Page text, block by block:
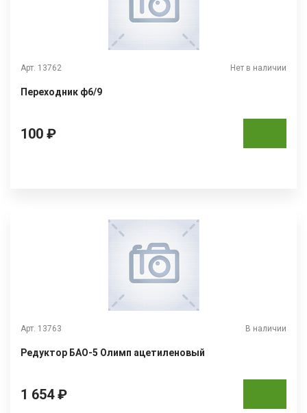
Арт. 13762 Нет в наличии
Переходник ф6/9
100 ₽
Арт. 13763 В наличии
Редуктор БАО-5 Олимп ацетиленовый
1 654 ₽